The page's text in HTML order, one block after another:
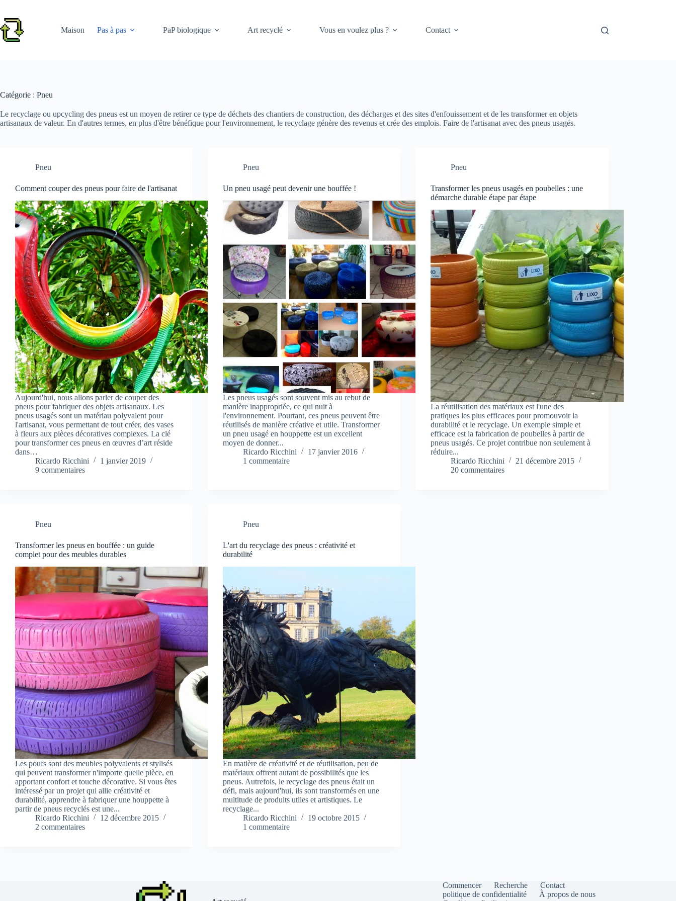
contenu
Maison
Pas à pas PaP biologique Art recyclé Vous en voulez plus ? Contact
Catégorie : Pneu
Le recyclage ou upcycling des pneus est un moyen de retirer ce type de déchets des chantiers de construction, des décharges et des sites d'enfouissement et de les transformer en objets
artisanaux de valeur. En d'autres termes, en plus d'être bénéfique pour l'environnement, le recyclage génère des revenus et crée des emplois. Faire de l'artisanat avec des pneus usagés.
Pneu
Comment couper des pneus pour faire de l'artisanat
Aujourd'hui, nous allons parler de couper des
pneus pour fabriquer des objets artisanaux. Les
pneus usagés sont un matériau polyvalent pour
l'artisanat, vous permettant de tout créer, des vases
à fleurs aux pièces décoratives complexes. La clé
pour transformer ces pneus en œuvres d’art réside
dans…
Ricardo Ricchini
1 janvier 2019
9 commentaires
Pneu
Un pneu usagé peut devenir une bouffée !
Les pneus usagés sont souvent mis au rebut de
manière inappropriée, ce qui nuit à
l'environnement. Pourtant, ces pneus peuvent être
réutilisés de manière créative et utile. Transformer
un pneu usagé en houppette est un excellent
moyen de donner...
Ricardo Ricchini
17 janvier 2016
1 commentaire
Pneu
Transformer les pneus usagés en poubelles : une
démarche durable étape par étape
La réutilisation des matériaux est l'une des
pratiques les plus efficaces pour promouvoir la
durabilité et le recyclage. Un exemple simple et
efficace est la fabrication de poubelles à partir de
pneus usagés. Ce projet contribue non seulement à
réduire...
Ricardo Ricchini
21 décembre 2015
20 commentaires
Pneu
Transformer les pneus en bouffée : un guide
complet pour des meubles durables
Les poufs sont des meubles polyvalents et stylisés
qui peuvent transformer n'importe quelle pièce, en
apportant confort et touche décorative. Si vous êtes
intéressé par un projet qui allie créativité et
durabilité, apprendre à fabriquer une houppette à
partir de pneus recyclés est une...
Ricardo Ricchini
12 décembre 2015
2 commentaires
Pneu
L'art du recyclage des pneus : créativité et
durabilité
En matière de créativité et de réutilisation, peu de
matériaux offrent autant de possibilités que les
pneus. Autrefois, le recyclage des pneus était un
défi, mais aujourd'hui, ils sont transformés en une
multitude de produits utiles et artistiques. Le
recyclage...
Ricardo Ricchini
19 octobre 2015
1 commentaire
Commencer Recherche
Contact
politique de confidentialité
À propos de nous